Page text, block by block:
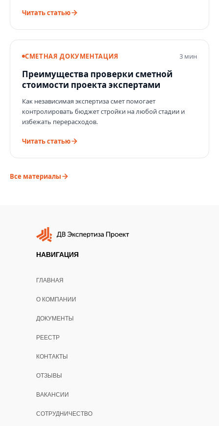
Читать статью
СМЕТНАЯ ДОКУМЕНТАЦИЯ 3 мин
Преимущества проверки сметной
стоимости проекта экспертами
Как независимая экспертиза смет помогает
контролировать бюджет стройки на любой стадии и
избежать перерасходов.
Читать статью
Все материалы
НАВИГАЦИЯ
ГЛАВНАЯ
О КОМПАНИИ
ДОКУМЕНТЫ
РЕЕСТР
КОНТАКТЫ
ОТЗЫВЫ
ВАКАНСИИ
СОТРУДНИЧЕСТВО